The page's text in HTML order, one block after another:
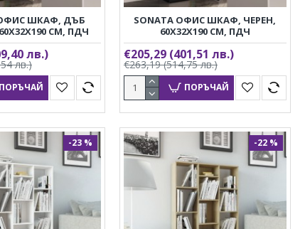
ОФИС ШКАФ, ДЪБ
СМ, ПДЧ
лв.)
лв.)
ПОРЪЧАЙ
SONATA ОФИС ШКАФ, ЧЕРЕН,
60X32X190 СМ, ПДЧ
€205,29 (401,51 лв.)
€263,19(514,75 лв.)
ПОРЪЧАЙ
-23 % -22 %